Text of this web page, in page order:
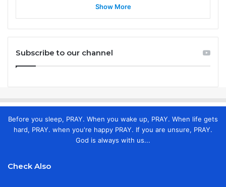
Show More
Subscribe to our channel
Before you sleep, PRAY. When you wake up, PRAY. When life gets
hard, PRAY. when you're happy PRAY. If you are unsure, PRAY.
God is always with us...
Check Also